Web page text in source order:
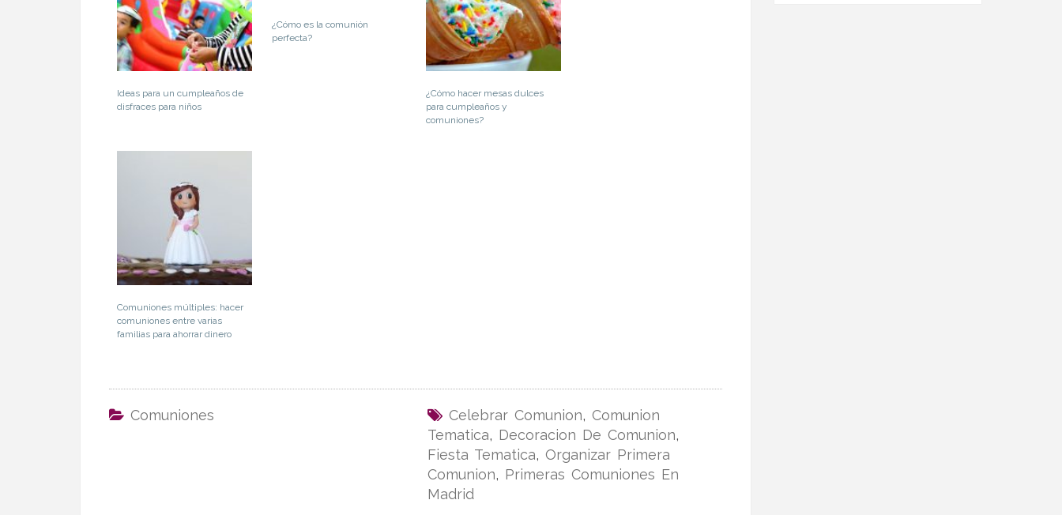
Ideas para un cumpleaños de
disfraces para niños
¿Cómo es la comunión
perfecta?
¿Cómo hacer mesas dulces
para cumpleaños y
comuniones?
Comuniones múltiples: hacer
comuniones entre varias
familias para ahorrar dinero
Comuniones Celebrar Comunion, Comunion
Tematica, Decoracion De Comunion,
Fiesta Tematica, Organizar Primera
Comunion, Primeras Comuniones En
Madrid